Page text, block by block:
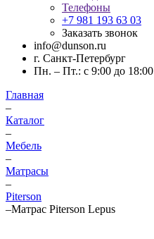
Телефоны
+7 981 193 63 03
Заказать звонок
info@dunson.ru
г. Санкт-Петербург
Пн. – Пт.: с 9:00 до 18:00
Главная
–
Каталог
–
Мебель
–
Матрасы
–
Piterson
–Матрас Piterson Lepus